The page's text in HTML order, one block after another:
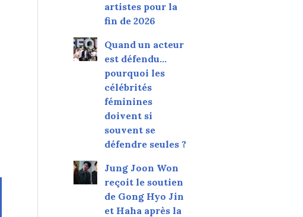
artistes pour la
fin de 2026
Quand un acteur
est défendu…
pourquoi les
célébrités
féminines
doivent si
souvent se
défendre seules ?
Jung Joon Won
reçoit le soutien
de Gong Hyo Jin
et Haha après la